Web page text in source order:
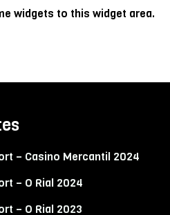
widgets to this widget area.
– Casino Mercantil 2024
– O Rial 2024
– O Rial 2023